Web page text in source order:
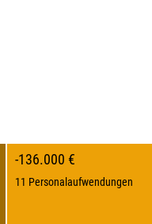
-136.000 €
11 Personalaufwendungen